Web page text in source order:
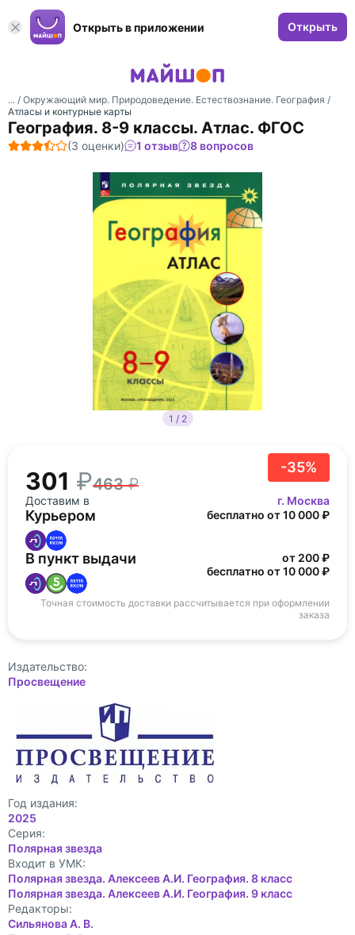
Открыть в приложении Открыть
... / Окружающий мир. Природоведение. Естествознание. География /
Атласы и контурные карты
География. 8-9 классы. Атлас. ФГОС
(3 оценки) 1 отзыв 8 вопросов
1 / 2
-35%
301 463
Доставим в г. Москва
Курьером бесплатно от 10 000 ₽
В пункт выдачи
от 200 ₽
бесплатно от 10 000 ₽
Точная стоимость доставки рассчитывается при оформлении
заказа
Издательство:
Просвещение
Год издания:
2025
Cерия:
Полярная звезда
Входит в УМК:
Полярная звезда. Алексеев А.И. География. 8 класс
Полярная звезда. Алексеев А.И. География. 9 класс
Редакторы:
Сильянова А. В.